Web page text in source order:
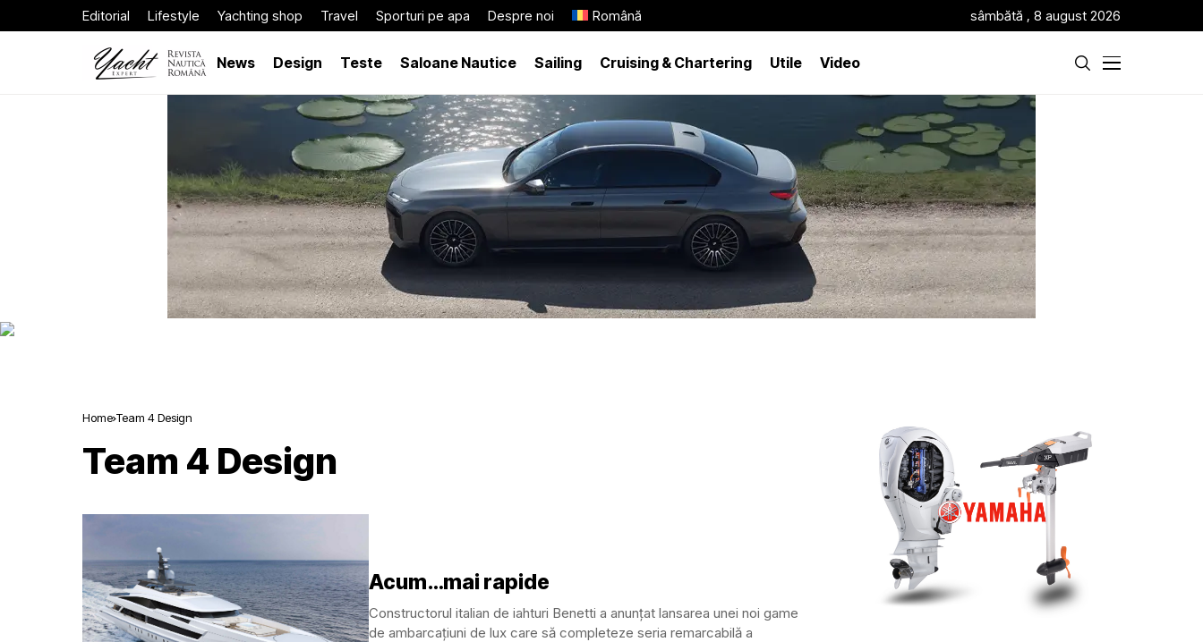
Editorial Lifestyle Yachting shop Travel Sporturi pe apa Despre noi Română sâmbătă , 8 august 2026
News Design Teste Saloane Nautice Sailing Cruising & Chartering Utile Video
Home Team 4 Design
Team 4 Design
Acum…mai rapide
Constructorul italian de iahturi Benetti a anunțat lansarea unei noi game
de ambarcațiuni de lux care să completeze seria remarcabilă a